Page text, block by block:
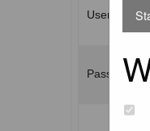
Username:
Password: